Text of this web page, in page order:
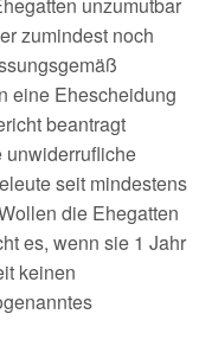
zumindest noch
eine Ehescheidung
beantragt
unwiderrufliche
seit mindestens
die Ehegatten
es, wenn sie 1 Jahr
keinen